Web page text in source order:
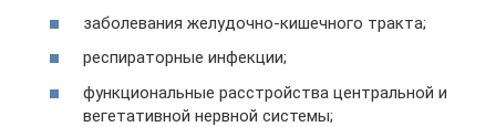
заболевания желудочно-кишечного тракта;
респираторные инфекции;
функциональные расстройства центральной и
вегетативной нервной системы;